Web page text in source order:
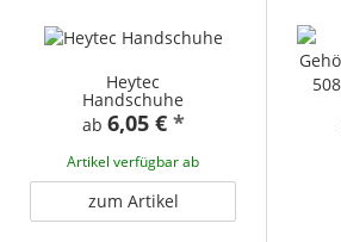
Heytec
Handschuhe
ab 6,05 € *
Artikel verfügbar ab
zum Artikel